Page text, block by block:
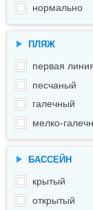
нормально
ПЛЯЖ
первая
песчаный
галечный
мелко-
БАССЕЙН
крытый
открытый